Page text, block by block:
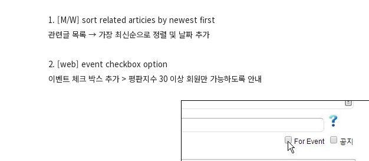
1. [M/W] sort related articies by newest first
관련글 목록 → 가장 최신순으로 정렬 및 날짜 추가
2. [web] event checkbox option
이벤트 체크 박스 추가 > 평판지수 30 이상 회원만 가능하도록 안내